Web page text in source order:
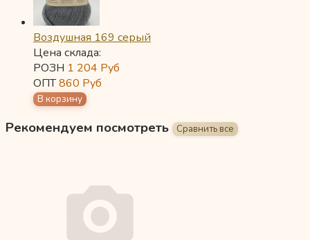
Воздушная 169 серый
Цена склада:
РОЗН 1 204 Руб
ОПТ860 Руб
Рекомендуем посмотреть